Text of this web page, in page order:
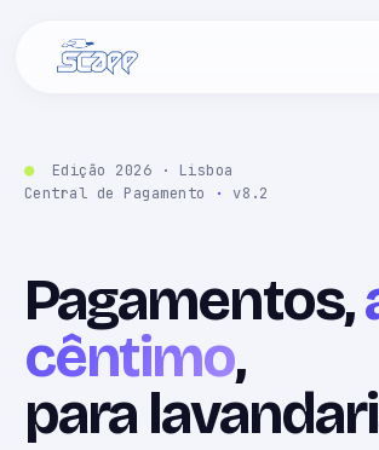
Edição 2026 · Lisboa
Central de Pagamento
· v8.2
Pagamentos,
cêntimo,
para